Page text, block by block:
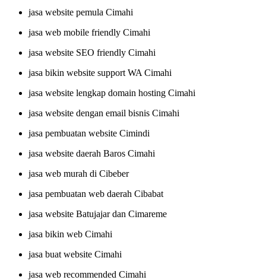
jasa website pemula Cimahi
jasa web mobile friendly Cimahi
jasa website SEO friendly Cimahi
jasa bikin website support WA Cimahi
jasa website lengkap domain hosting Cimahi
jasa website dengan email bisnis Cimahi
jasa pembuatan website Cimindi
jasa website daerah Baros Cimahi
jasa web murah di Cibeber
jasa pembuatan web daerah Cibabat
jasa website Batujajar dan Cimareme
jasa bikin web Cimahi
jasa buat website Cimahi
jasa web recommended Cimahi